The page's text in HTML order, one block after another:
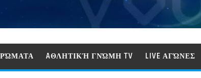
AΘΛΗΤΙΚΉ ΓΝΏΜΗ TV LIVE ΑΓΏΝΕΣ